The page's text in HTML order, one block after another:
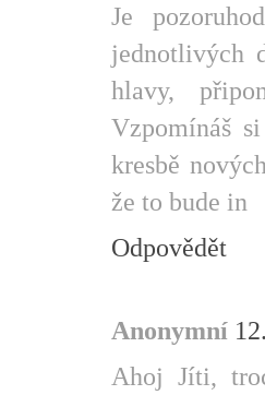
Je
jednotlivých
hlavy,
Vzpomínáš
kresbě
že to bude in
Odpovědět
Anonymní
Ahoj Jíti,